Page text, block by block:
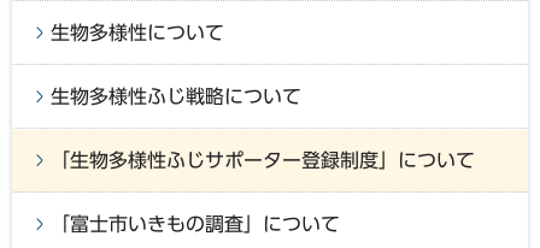
生物多様性について
生物多様性ふじ戦略について
「生物多様性ふじサポーター登録制度」について
「富士市いきもの調査」について